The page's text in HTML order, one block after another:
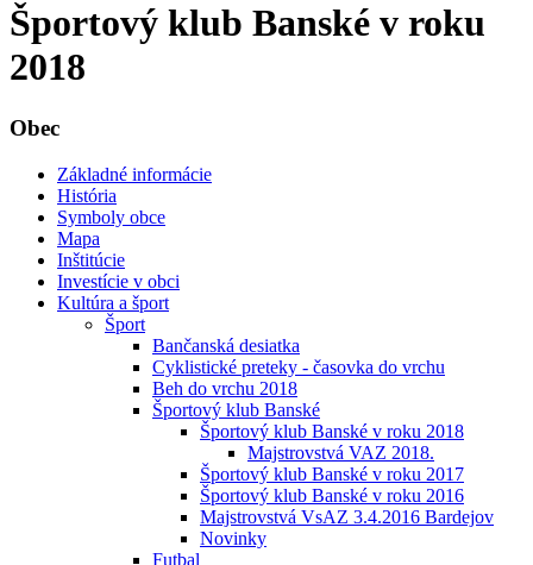
Športový klub Banské v roku
2018
Obec
Základné informácie
História
Symboly obce
Mapa
Inštitúcie
Investície v obci
Kultúra a šport
Šport
Bančanská desiatka
Cyklistické preteky - časovka do vrchu
Beh do vrchu 2018
Športový klub Banské
Športový klub Banské v roku 2018
Majstrovstvá VAZ 2018.
Športový klub Banské v roku 2017
Športový klub Banské v roku 2016
Majstrovstvá VsAZ 3.4.2016 Bardejov
Novinky
Futbal